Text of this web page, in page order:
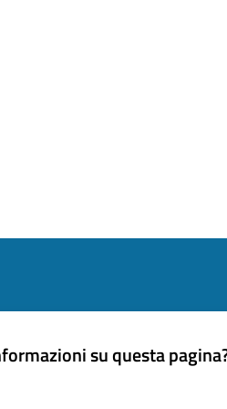
su questa